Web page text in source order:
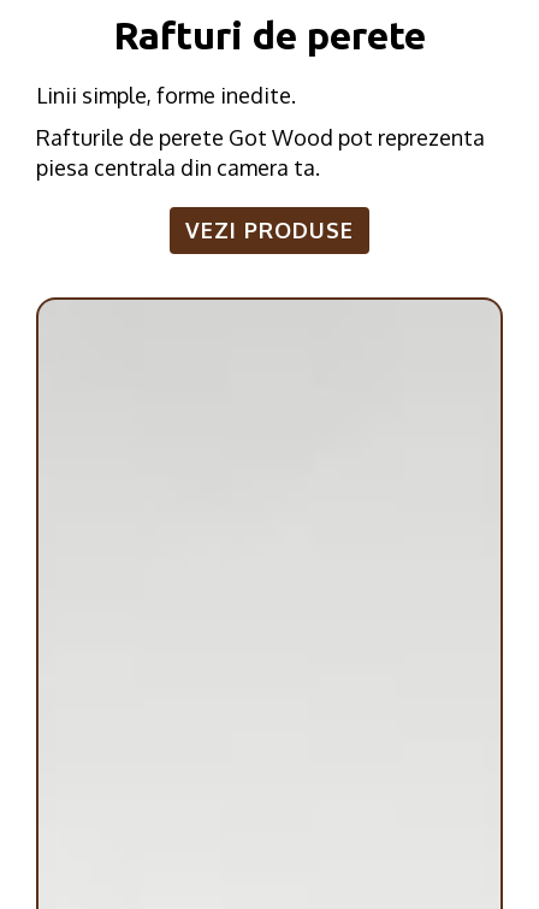
Rafturi de perete
Linii simple, forme inedite.
Rafturile de perete Got Wood pot reprezenta
piesa centrala din camera ta.
VEZI PRODUSE